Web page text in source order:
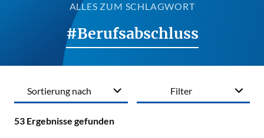
ALLES ZUM SCHLAGWORT
#Berufsabschluss
Filter
53 Ergebnisse gefunden
Sortierung nach